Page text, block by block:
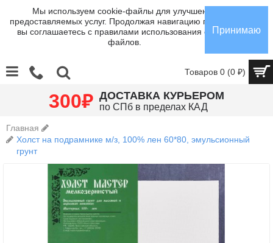
Мы используем cookie-файлы для улучшения
предоставляемых услуг. Продолжая навигацию по сайту,
вы соглашаетесь с правилами использования cookie-
файлов.
Принимаю
Товаров 0 (0 ₽)
300₽ ДОСТАВКА КУРЬЕРОМ
по СПб в пределах КАД
Главная
Холст на подрамнике м/з, 100% лен 60*80, эмульсионный
грунт